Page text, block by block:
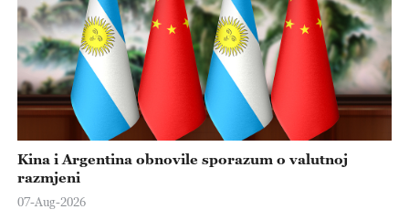
Kina i Argentina obnovile sporazum o valutnoj
razmjeni
07-Aug-2026